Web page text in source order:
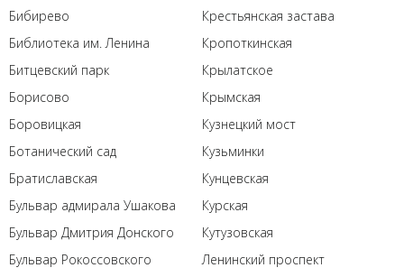
Бибирево
Библиотека им. Ленина
Битцевский парк
Борисово
Боровицкая
Ботанический сад
Братиславская
Бульвар адмирала Ушакова
Бульвар Дмитрия Донского
Бульвар Рокоссовского
Крестьянская застава
Кропоткинская
Крылатское
Крымская
Кузнецкий мост
Кузьминки
Кунцевская
Курская
Кутузовская
Ленинский проспект